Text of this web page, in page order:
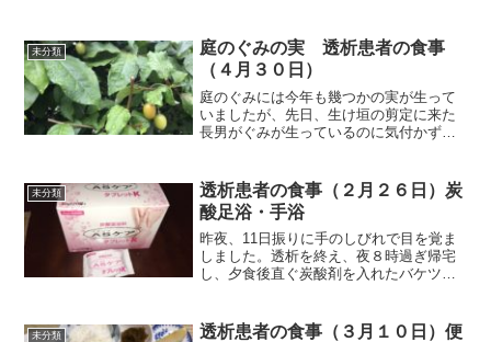
そうです。それでは朝食から紹介しま
す。朝食（鮭のホイル焼...
未分類
庭のぐみの実 透析患者の食事
（４月３０日）
庭のぐみには今年も幾つかの実が生って
いましたが、先日、生け垣の剪定に来た
長男がぐみが生っているのに気付かず、
になっていましたから、今年は1週間程度
遅れていますね。それで...
未分類
透析患者の食事（２月２６日）炭
酸足浴・手浴
昨夜、11日振りに手のしびれで目を覚ま
しました。透析を終え、夜８時過ぎ帰宅
し、夕食後直ぐ炭酸剤を入れたバケツで
し短かったかもしれません。また、就寝
未分類
透析患者の食事（３月１０日）便